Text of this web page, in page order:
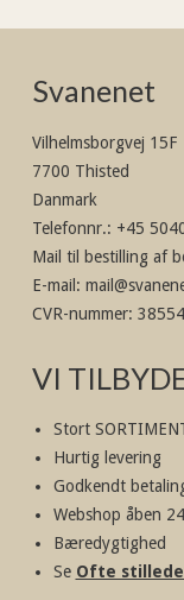
Svanenet
Vilhelmsborgvej 15F
7700 Thisted
Danmark
Telefonnr.: +45
Mail til bestilling af
E-mail :
CVR-nummer:
VI
Stort
Hurtig levering
Godkendt
Webshop åben
Bæredygtighed
Se Ofte stillede